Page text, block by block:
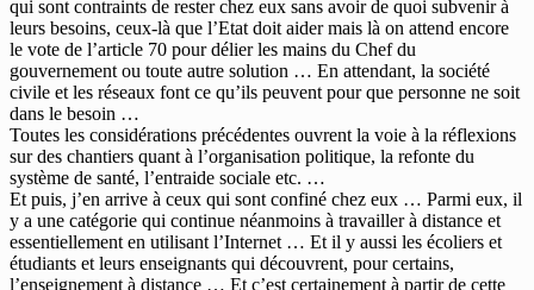
qui sont contraints de rester chez eux sans avoir de quoi subvenir à
leurs besoins, ceux-là que l’Etat doit aider mais là on attend encore
le vote de l’article 70 pour délier les mains du Chef du
gouvernement ou toute autre solution … En attendant, la société
civile et les réseaux font ce qu’ils peuvent pour que personne ne soit
dans le besoin …
Toutes les considérations précédentes ouvrent la voie à la réflexions
sur des chantiers quant à l’organisation politique, la refonte du
système de santé, l’entraide sociale etc. …
Et puis, j’en arrive à ceux qui sont confiné chez eux … Parmi eux, il
y a une catégorie qui continue néanmoins à travailler à distance et
essentiellement en utilisant l’Internet … Et il y aussi les écoliers et
étudiants et leurs enseignants qui découvrent, pour certains,
l’enseignement à distance … Et c’est certainement à partir de cette